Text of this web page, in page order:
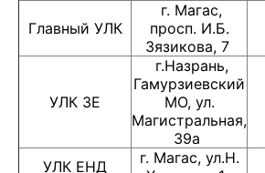
Главный УЛК
г. Магас,
просп. И.Б.
Зязикова, 7
УЛК 3Е
г.Назрань,
Гамурзиевский
МО, ул.
Магистральная,
39а
УЛК ЕНД
г. Магас, ул.Н.